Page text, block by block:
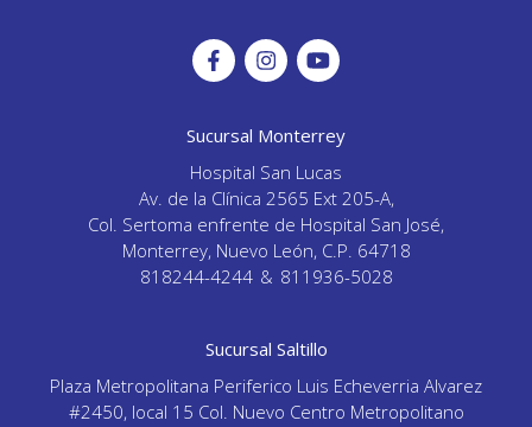
Sucursal Monterrey
Hospital San Lucas
Av. de la Clínica 2565 Ext 205-A,
Col. Sertoma enfrente de Hospital San José,
Monterrey, Nuevo León, C.P. 64718
818244-4244 & 811936-5028
Sucursal Saltillo
Plaza Metropolitana Periferico Luis Echeverria Alvarez
#2450, local 15 Col. Nuevo Centro Metropolitano